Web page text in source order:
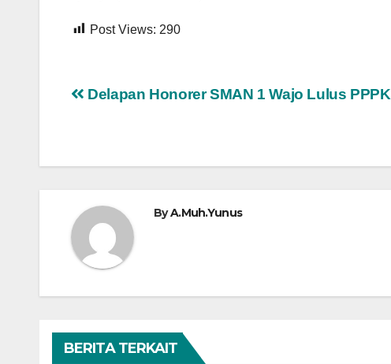
Post Views: 290
Navigasi
Delapan Honorer SMAN 1 Wajo Lulus PPPK
ByA.Muh.Yunus
BERITA TERKAIT